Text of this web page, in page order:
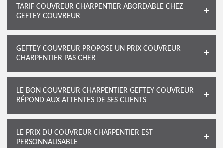
TARIF COUVREUR CHARPENTIER ABORDABLE CHEZ
GEFTEY COUVREUR
GEFTEY COUVREUR PROPOSE UN PRIX COUVREUR
CHARPENTIER PAS CHER
LE BON COUVREUR CHARPENTIER GEFTEY COUVREUR
RÉPOND AUX ATTENTES DE SES CLIENTS
LE PRIX DU COUVREUR CHARPENTIER EST
PERSONNALISABLE